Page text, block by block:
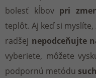
bolesť kĺbov pri
teplôt. Aj keď si
radšej nepodceňujte
vyberiete, môžete
podpornú metódu
ČIAPKY
RUKAVICE
DETSKÁ
ZIMNÁ A
DROGÉRIA
DARČEKY
DARČEKY